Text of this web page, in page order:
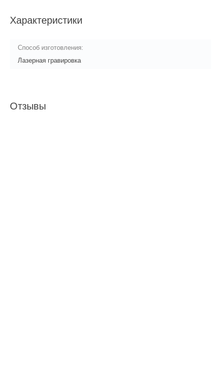
Характеристики
Способ изготовления:
Лазерная гравировка
Отзывы